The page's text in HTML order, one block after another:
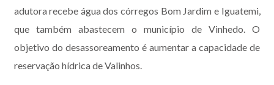
adutora recebe água dos córregos Bom Jardim e Iguatemi,
que também abastecem o município de Vinhedo. O
objetivo do desassoreamento é aumentar a capacidade de
reservação hídrica de Valinhos.